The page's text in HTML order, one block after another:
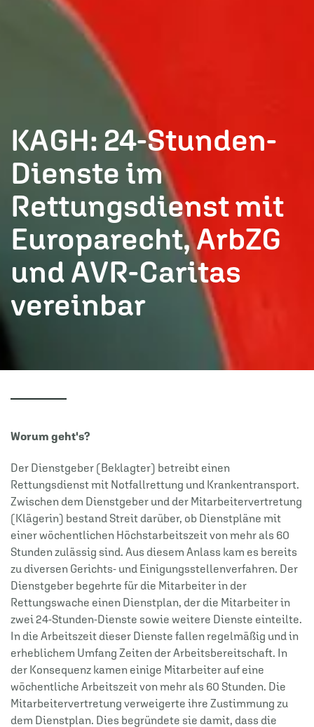
KAGH: 24-Stunden-
Dienste im
Rettungsdienst mit
Europarecht, ArbZG
und AVR-Caritas
vereinbar
Worum geht's?
Der Dienstgeber (Beklagter) betreibt einen
Rettungsdienst mit Notfallrettung und Krankentransport.
Zwischen dem Dienstgeber und der Mitarbeitervertretung
(Klägerin) bestand Streit darüber, ob Dienstpläne mit
einer wöchentlichen Höchstarbeitszeit von mehr als 60
Stunden zulässig sind. Aus diesem Anlass kam es bereits
zu diversen Gerichts- und Einigungsstellenverfahren. Der
Dienstgeber begehrte für die Mitarbeiter in der
Rettungswache einen Dienstplan, der die Mitarbeiter in
zwei 24-Stunden-Dienste sowie weitere Dienste einteilte.
In die Arbeitszeit dieser Dienste fallen regelmäßig und in
erheblichem Umfang Zeiten der Arbeitsbereitschaft. In
der Konsequenz kamen einige Mitarbeiter auf eine
wöchentliche Arbeitszeit von mehr als 60 Stunden. Die
Mitarbeitervertretung verweigerte ihre Zustimmung zu
dem Dienstplan. Dies begründete sie damit, dass die